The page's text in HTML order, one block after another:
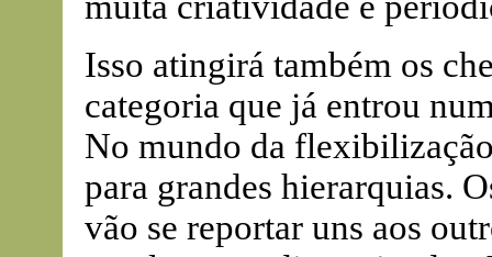
Isso atingirá também os
categoria que já entrou
No mundo da
para grandes hierarquias.
vão se reportar uns aos